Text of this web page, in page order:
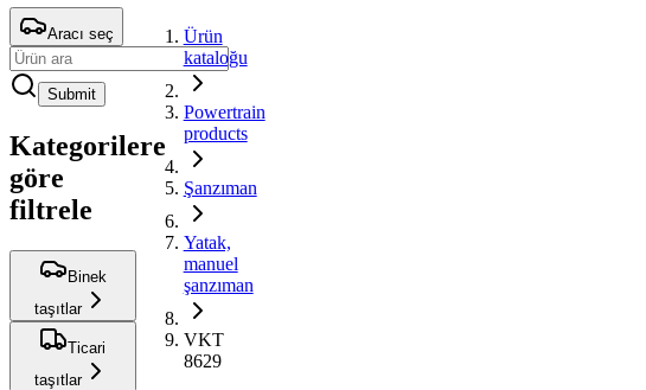
Aracı seç
Submit
Kategorilere
göre
filtrele
Binek
taşıtlar
Ticari
taşıtlar
Ürün
kataloğu
Powertrain
products
Şanzıman
Yatak,
manuel
şanzıman
VKT
8629